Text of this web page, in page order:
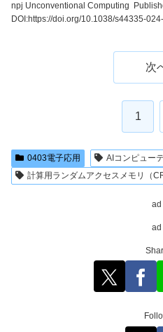
npj Unconventional Computing
DOI:https://doi.org/10.1038/s44335-
次
1
0403電子応用 AIコンピュー
計算用ランダムアクセスメモリ（
ad
ad